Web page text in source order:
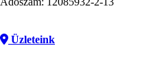
Üzleteink